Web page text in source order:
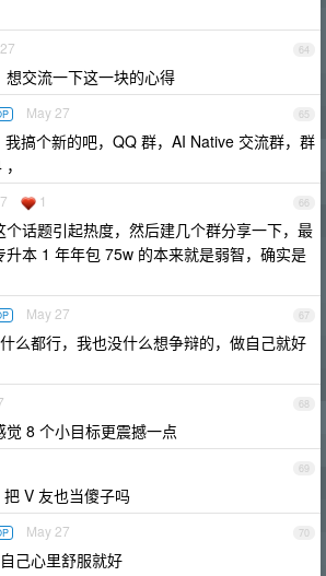
64
想交流一下这一块的心得
65
May 27
我搞个新的吧，QQ 群，AI Native 交流群，群
66
1
个话题引起热度，然后建几个群分享一下，最
升本 1 年年包 75w 的本来就是弱智，确实是
67
May 27
么都行，我也没什么想争辩的，做自己就好
68
8 个小目标更震撼一点
69
V 友也当傻子吗
70
May 27
己心里舒服就好